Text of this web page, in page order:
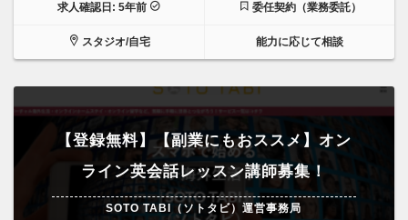
求人確認日: 5年前 委任契約（業務委託）
スタジオ/自宅 能力に応じて相談
【登録無料】【副業にもおススメ】オン
ライン英会話レッスン講師募集！
SOTO TABI（ソトタビ）運営事務局